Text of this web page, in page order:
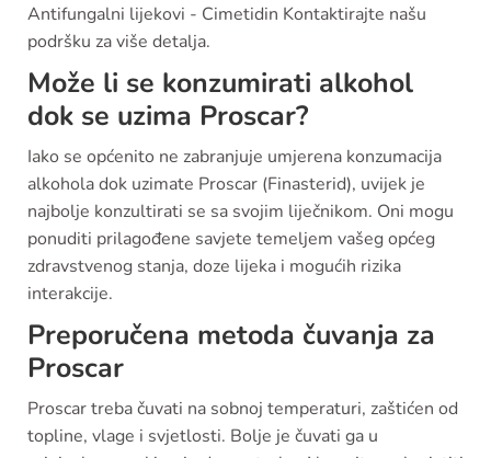
Antifungalni lijekovi - Cimetidin Kontaktirajte našu
podršku za više detalja.
Može li se konzumirati alkohol
dok se uzima Proscar?
Iako se općenito ne zabranjuje umjerena konzumacija
alkohola dok uzimate Proscar (Finasterid), uvijek je
najbolje konzultirati se sa svojim liječnikom. Oni mogu
ponuditi prilagođene savjete temeljem vašeg općeg
zdravstvenog stanja, doze lijeka i mogućih rizika
interakcije.
Preporučena metoda čuvanja za
Proscar
Proscar treba čuvati na sobnoj temperaturi, zaštićen od
topline, vlage i svjetlosti. Bolje je čuvati ga u